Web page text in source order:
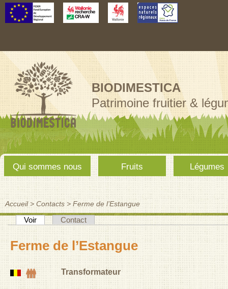
Aller au
contenu
BIODIMESTICA
Patrimoine fruitier &
Menu
principal
Qui sommes nous Fruits Légumes
Vous êtes ici
Accueil > Contacts > Ferme de l’Estangue
Onglets principaux
Voir (onglet actif)
Contact
Ferme de l’Estangue
Transformateur